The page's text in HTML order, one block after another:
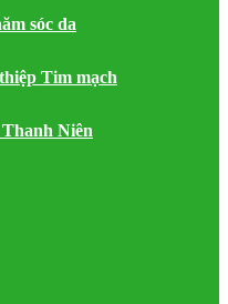
sóc da
Tim mạch
Niên